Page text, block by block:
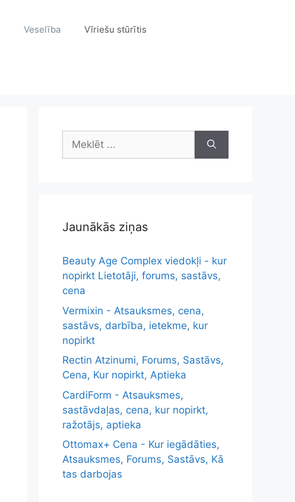
Veselība Vīriešu stūrītis
Meklēt:
Jaunākās ziņas
Beauty Age Complex viedokļi - kur
nopirkt Lietotāji, forums, sastāvs,
cena
Vermixin - Atsauksmes, cena,
sastāvs, darbība, ietekme, kur
nopirkt
Rectin Atzinumi, Forums, Sastāvs,
Cena, Kur nopirkt, Aptieka
CardiForm - Atsauksmes,
sastāvdaļas, cena, kur nopirkt,
ražotājs, aptieka
Ottomax+ Cena - Kur iegādāties,
Atsauksmes, Forums, Sastāvs, Kā
tas darbojas